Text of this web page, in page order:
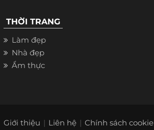
THỜI TRANG
Làm đẹp
Nhà đẹp
Ẩm thực
Giới thiệu Liên hệ Chính sách cookie